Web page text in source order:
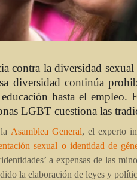
contra la diversidad
diversidad continúa
hasta el
LGBT cuestiona las
Asamblea General, el experto
sexual o identidad de
a expensas de las
la elaboración de leyes y